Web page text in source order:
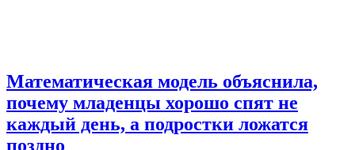
Математическая модель объяснила,
почему младенцы хорошо спят не
каждый день, а подростки ложатся
поздно